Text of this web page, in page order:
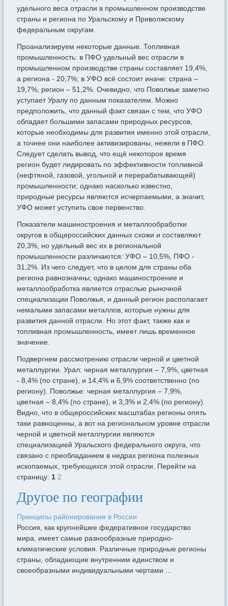
удельного веса отрасли в промышленном производстве
страны и региона по Уральскому и Приволжскому
федеральным округам.
Проанализируем некоторые данные. Топливная
промышленность: в ПФО удельный вес отрасли в
промышленном производстве страны составляет 19,4%,
а региона - 20,7%; в УФО всё состоит иначе: страна –
19,7%, регион – 51,2%. Очевидно, что Поволжье заметно
уступает Уралу по данным показателям. Можно
предположить, что данный факт связан с тем, что УФО
обладает большими запасами природных ресурсов,
которые необходимы для развития именно этой отрасли,
а точнее они наиболее активизированы, нежели в ПФО.
Следует сделать вывод, что ещё некоторое время
регион будет лидировать по эффективности топливной
(нефтяной, газовой, угольной и перерабатывающей)
промышленности; однако насколько известно,
природные ресурсы являются исчерпаемыми, а значит,
УФО может уступить свое первенство.
Показатели машиностроения и металлообработки
округов в общероссийских данных схожи и составляют
20,3%, но удельный вес их в региональной
промышленности различаются: УФО – 10,5%, ПФО -
31,2%. Из чего следует, что в целом для страны оба
региона равнозначны; однако машиностроение и
металлообработка является отраслью рыночной
специализации Поволжья, и данный регион располагает
немалыми запасами металлов, которые нужны для
развития данной отрасли. Но этот факт, также как и
топливная промышленность, имеет лишь временное
значение.
Подвергнем рассмотрению отрасли черной и цветной
металлургии. Урал: черная металлургия – 7,9%, цветная
- 8,4% (по стране), и 14,4% и 6,9% соответственно (по
региону). Поволжье: черная металлургия – 7,9%,
цветная – 8,4% (по стране), и 3,3% и 2,4% (по региону).
Видно, что в общероссийских масштабах регионы опять
таки равноценны, а вот на региональном уровне отрасли
черной и цветной металлургии являются
специализацией Уральского федерального округа, что
связано с преобладанием в недрах региона полезных
ископаемых, требующихся этой отрасли. Перейти на
страницу:1 2
Другое по географии
Принципы районирования в России
Россия, как крупнейшее федеративное государство
мира, имеет самые разнообразные природно-
климатические условия. Различные природные регионы
страны, обладающие внутренним единством и
своеобразными индивидуальными чертами ...